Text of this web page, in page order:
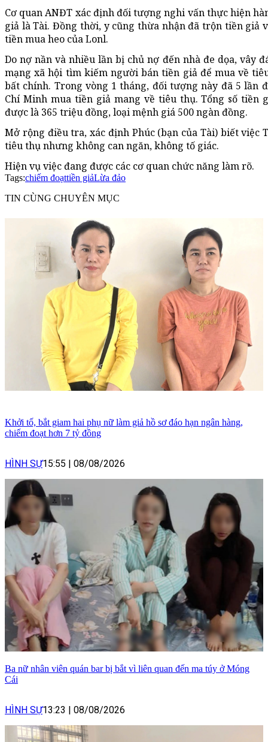
Cơ quan ANĐT xác định đối tượng nghi vấn thực hiện
giả là Tài. Đồng thời, y cũng thừa nhận đã trộn tiền giả
tiền mua heo của Lonl.
Do nợ nần và nhiều lần bị chủ nợ đến nhà đe dọa, vây
mạng xã hội tìm kiếm người bán tiền giả để mua về
bất chính. Trong vòng 1 tháng, đối tượng này đã 5 lần
Chí Minh mua tiền giả mang về tiêu thụ. Tổng số tiền
được là 365 triệu đồng, loại mệnh giá 500 ngàn đồng.
Mở rộng điều tra, xác định Phúc (bạn của Tài) biết việc
tiêu thụ nhưng không can ngăn, không tố giác.
Hiện vụ việc đang được các cơ quan chức năng làm rõ.
Tags:chiếm đoạttiền giảLừa đảo
TIN CÙNG CHUYÊN MỤC
Khởi tố, bắt giam hai phụ nữ làm giả hồ sơ đáo hạn ngân hàng,
chiếm đoạt hơn 7 tỷ đồng
HÌNH SỰ15:55 08/08/2026
Ba nữ nhân viên quán bar bị bắt vì liên quan đến ma túy ở Móng
Cái
HÌNH SỰ13:23 08/08/2026